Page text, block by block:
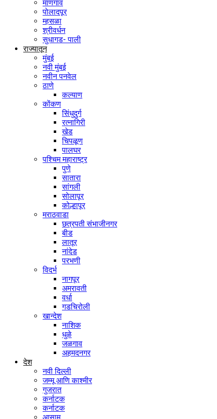
माणगाव
पोलादपूर
म्हसळा
श्रीवर्धन
सुधागड- पाली
राज्यातून
मुंबई
नवी मुंबई
नवीन पनवेल
ठाणे
कल्याण
कोंकण
सिंधुदुर्ग
रत्नागिरी
खेड
चिपळूण
पालघर
पश्चिम महाराष्ट्र
पुणे
सातारा
सांगली
सोलापूर
कोल्हापूर
मराठवाडा
छत्रपती संभाजीनगर
बीड
लातूर
नांदेड
परभणी
विदर्भ
नागपूर
अमरावती
वर्धा
गडचिरोली
खान्देश
नाशिक
धुळे
जळगाव
अहमदनगर
देश
नवी दिल्ली
जम्मू आणि काश्मीर
गुजरात
कर्नाटक
कर्नाटक